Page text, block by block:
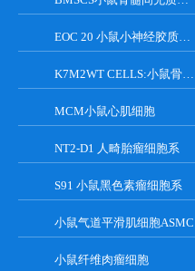
EOC 20 小鼠小神经胶质细胞系
K7M2WT CELLS:小鼠骨肉瘤成骨细胞系
MCM小鼠心肌细胞
NT2-D1 人畸胎瘤细胞系
S91 小鼠黑色素瘤细胞系
小鼠气道平滑肌细胞ASMC
小鼠纤维肉瘤细胞